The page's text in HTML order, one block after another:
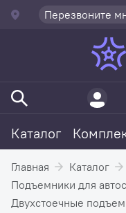
Перезвоните
Каталог
Главная
Каталог
Подъемники для
Двухстоечные